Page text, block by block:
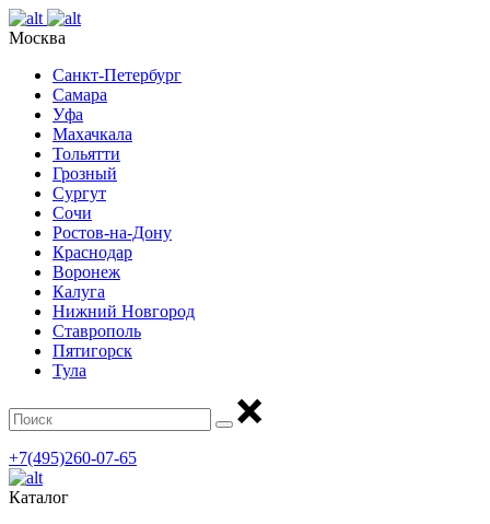
Москва
Санкт-Петербург
Самара
Уфа
Махачкала
Тольятти
Грозный
Сургут
Сочи
Ростов-на-Дону
Краснодар
Воронеж
Калуга
Нижний Новгород
Ставрополь
Пятигорск
Тула
+7(495)260-07-65
Каталог